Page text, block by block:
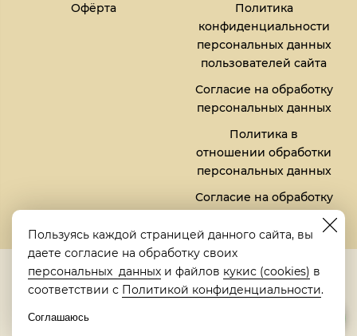
Офёрта
Политика
конфиденциальности
персональных данных
пользователей сайта
Согласие на обработку
персональных данных
Политика в
отношении обработки
персональных данных
Согласие на обработку
файлов кукис (cookies)
5,0
Рейтинг в Яндексе
Пользуясь каждой страницей данного сайта, вы
даете согласие на обработку своих
персональных данных и файлов кукис (cookies) в
соответствии с Политикой конфиденциальности.
Соглашаюсь